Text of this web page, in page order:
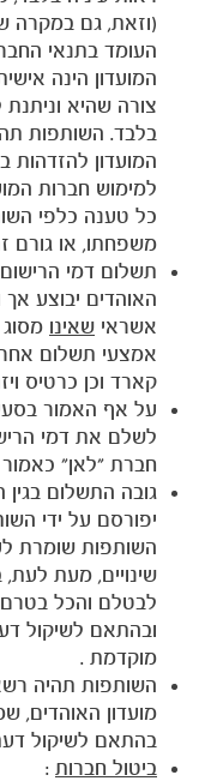
(וזאת, גם במקרה
העומד בתנאי
המועדון הינה
צורה שהיא וניתנת
בלבד. השותפות
המועדון
למימוש חברות
כל טענה כלפי
משפחתו, או גורם
תשלום דמי
האוהדים יבוצע
אשראי שאינו
אמצעי תשלום
קארד וכן כרטיס
לשלם את דמי
חברת "לאן" כאמור בסעיף
גובה התשלום בגין
יפורסם על ידי
השותפות שומרת
שינויים, מעת לעת,
לבטלם והכל
ובהתאם לשיקול
מוקדמת .
השותפות תהיה
מועדון האוהדים,
בהתאם לשיקול
ביטול חברות :